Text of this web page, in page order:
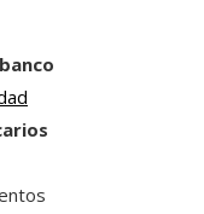
banco